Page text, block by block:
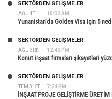
AĞU 4TH 10:52 AM
SEKTÖRDEN GELIŞMELER
Yunanistan’da Golden Visa için 5
AĞU 3RD 12:42 PM
SEKTÖRDEN GELIŞMELER
Konut inşaat firmaları şikayetleri
TEM 31ST 7:24 PM
SEKTÖRDEN GELIŞMELER
İNŞAAT PROJE GELİŞTİRME